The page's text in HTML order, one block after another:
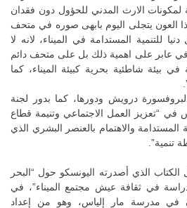
لمكونات الارث المدني للحؤول دون فقدان
العون يتجلى اليوم بابهى صوره في متحف
للتنمية المستدامة في الميناء، لانه لا
عابر على اهمية ذلك بل على متحف دائم
في بيئة شاطئية بحرية كبيئة الميناء، كما
درويش ودورها، كما بدور لجنة
في “تعزيز العمل الاجتماعي وتنيمة قطاع
والاهتمام بالعنصر البشري الذي
تنمية”.
الكتاب الذي أصدرته اليونسكو حول “البحر
في ثقافة عيش مجتمع الميناء”، في
في مدرسة مار إلياس، وهو من إعداد